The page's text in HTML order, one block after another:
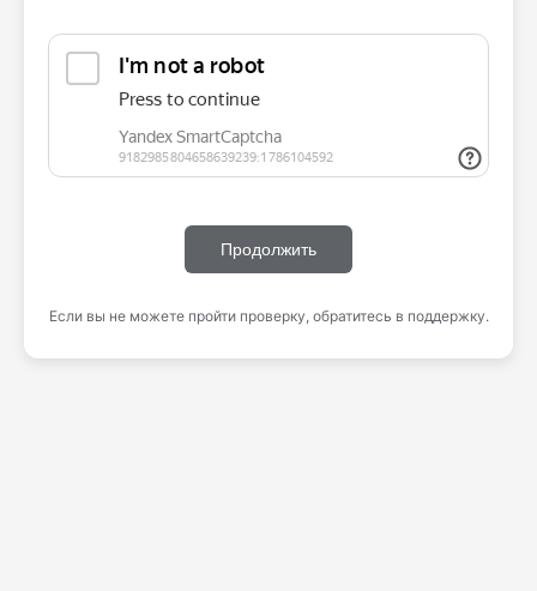
Продолжить
Если вы не можете пройти проверку, обратитесь в поддержку.